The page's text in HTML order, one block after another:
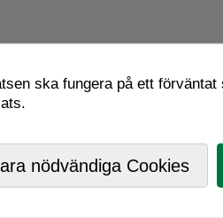
ska fungera på ett
nödvändiga Cookies